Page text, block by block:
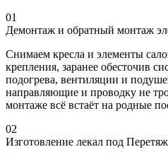
01
Демонтаж и обратный монтаж
Снимаем кресла и элементы
крепления, заранее обесточив
подогрева, вентиляции и
направляющие и проводку не
монтаже всё встаёт на родные
02
Изготовление лекал под